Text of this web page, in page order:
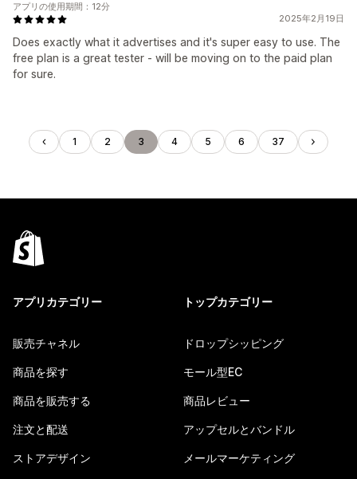
2025年2月19日
Does exactly what it advertises and it's super easy to use. The
free plan is a great tester - will be moving on to the paid plan
for sure.
アプリの使用期間：12分
1 2 3 4 5 6 37
アプリカテゴリー
販売チャネル
商品を探す
商品を販売する
注文と配送
ストアデザイン
トップカテゴリー
ドロップシッピング
モール型EC
商品レビュー
アップセルとバンドル
メールマーケティング